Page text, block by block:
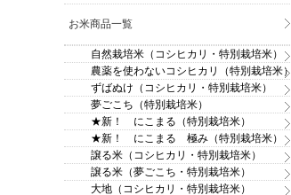
お米商品一覧
自然栽培米（コシヒカリ・特別栽培米）
農薬を使わないコシヒカリ（特別栽培米）
ずばぬけ（コシヒカリ・特別栽培米）
夢ごこち（特別栽培米）
★新！ にこまる（特別栽培米）
★新！ にこまる 極み（特別栽培米）
譲る米（コシヒカリ・特別栽培米）
譲る米（夢ごこち・特別栽培米）
大地（コシヒカリ・特別栽培米）